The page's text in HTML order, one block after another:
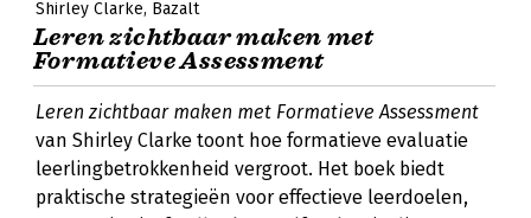
Shirley Clarke Bazalt
Leren zichtbaar maken met
Formatieve Assessment
Leren zichtbaar maken met Formatieve Assessment
van Shirley Clarke toont hoe formatieve evaluatie
leerlingbetrokkenheid vergroot. Het boek biedt
praktische strategieën voor effectieve leerdoelen,